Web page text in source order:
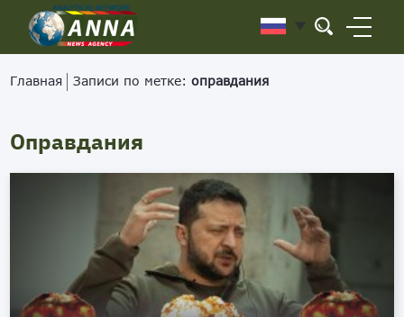
Главная Записи по метке:оправдания
Оправдания